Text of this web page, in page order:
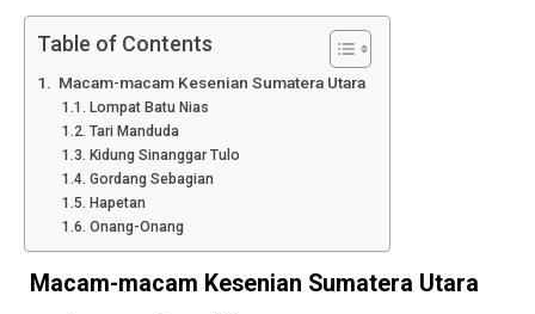
Table of Contents
Macam-macam Kesenian Sumatera Utara
Lompat Batu Nias
Tari Manduda
Kidung Sinanggar Tulo
Gordang Sebagian
Hapetan
Onang-Onang
Macam-macam Kesenian Sumatera Utara